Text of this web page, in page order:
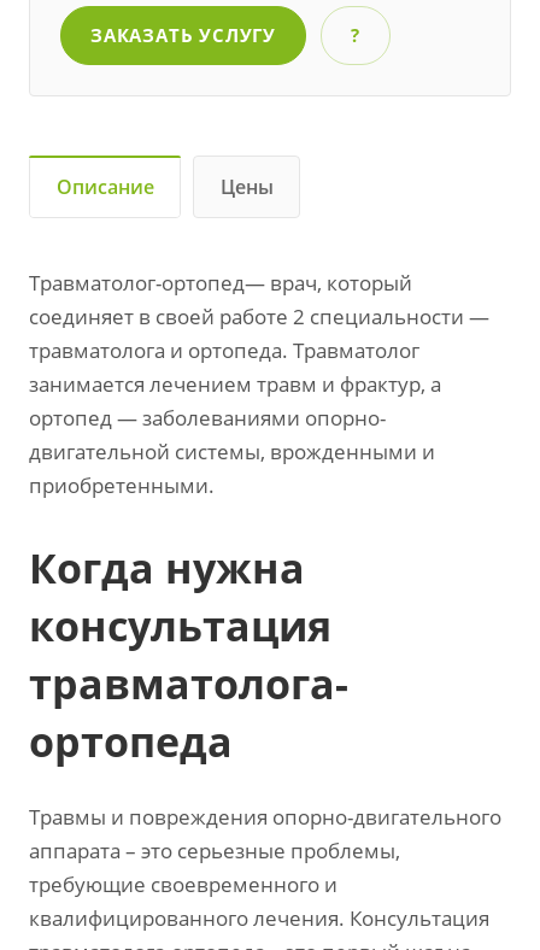
ЗАКАЗАТЬ УСЛУГУ ?
Описание Цены
Травматолог-ортопед— врач, который
соединяет в своей работе 2 специальности —
травматолога и ортопеда. Травматолог
занимается лечением травм и фрактур, а
ортопед — заболеваниями опорно-
двигательной системы, врожденными и
приобретенными.
Когда нужна
консультация
травматолога-
ортопеда
Травмы и повреждения опорно-двигательного
аппарата – это серьезные проблемы,
требующие своевременного и
квалифицированного лечения. Консультация